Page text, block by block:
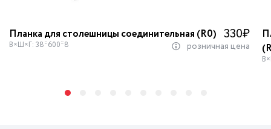
Планка для столешницы соединительная (R0) 330₽
В×Ш×Г: 38*600*8 розничная цена